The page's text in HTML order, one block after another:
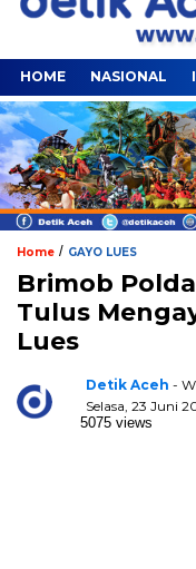
HOME NASIONAL
Home / GAYO LUES
Brimob
Tulus
Lues
Detik Aceh -
Selasa, 23 Juni
5075 views